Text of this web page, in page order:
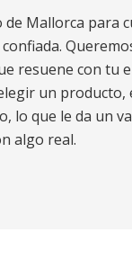
Mallorca para
resuene con tu
un producto,
lo que le da un
algo real.